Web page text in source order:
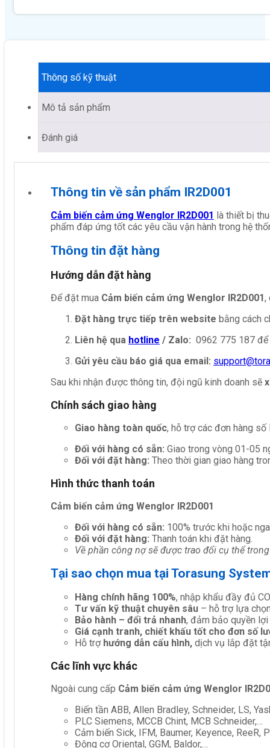
Thông số kỹ thuật
Mô tả sản phẩm
Đánh giá
Thông tin về sản phẩm IR2D001
Cảm biến cảm ứng Wenglor IR2D001 là thiết bị
phẩm đáp ứng tốt các yêu cầu vận hành trong hệ
Thông tin đặt hàng
Hướng dẫn đặt hàng
Để đặt mua Cảm biến cảm ứng Wenglor IR2D001,
Đặt hàng trực tiếp trên website bằng cách
Liên hệ qua hotline / Zalo: 0962 775 187
Gửi yêu cầu báo giá qua email:
Sau khi nhận được thông tin, đội ngũ kinh doanh sẽ
Chính sách giao hàng
Giao hàng toàn quốc, hỗ trợ các đơn hàng số
Đối với hàng có sẵn: Giao trong vòng 01-05
Đối với đặt hàng: Theo thời gian giao hàng
Hình thức thanh toán
Cảm biến cảm ứng Wenglor IR2D001
Đối với hàng có sẵn: 100% trước khi hoặc
Đối với đặt hàng: Thanh toán khi đặt hàng.
Về phần công nợ sẽ được trao đổi cụ thể
Tại sao chọn mua tại Torasung
Hàng chính hãng 100%, nhập khẩu đầy đủ
Tư vấn kỹ thuật chuyên sâu – hỗ trợ lựa
Bảo hành – đổi trả nhanh, đảm bảo quyền lợi
Giá cạnh tranh, chiết khấu tốt cho đơn số
Hỗ trợ hướng dẫn cấu hình, dịch vụ lắp đặt
Các lĩnh vực khác
Ngoài cung cấp Cảm biến cảm ứng Wenglor
Biến tần ABB, Allen Bradley, Schneider, LS,
PLC Siemens, MCCB Chint, MCB Schneider,…
Cảm biến Sick, IFM, Baumer, Keyence, ReeR,
Động cơ Oriental, GGM, Baldor,…